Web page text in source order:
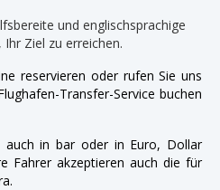
und englischsprachige
Ziel zu erreichen.
reservieren oder rufen Sie uns
Transfer-Service buchen
auch in bar oder in Euro, Dollar
Fahrer akzeptieren auch die für